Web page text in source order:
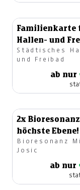
Familienkarte
Hallen- und
Städtisches
und Freibad
ab nur
2x
höchste Ebene!
Bioresonanz
Josic
ab nur